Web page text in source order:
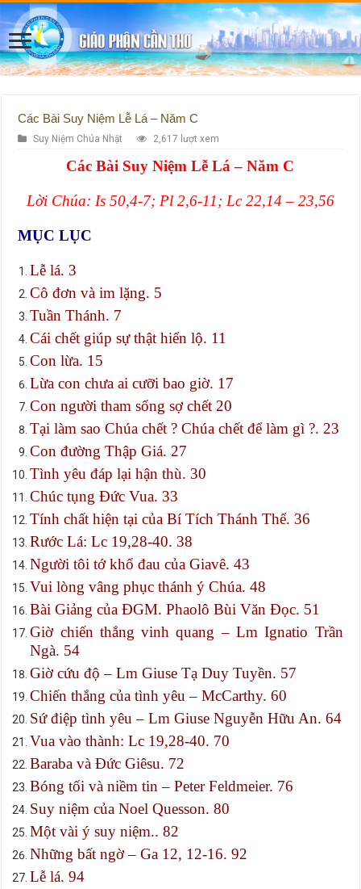
Các Bài Suy Niệm Lễ Lá – Năm C
Suy Niệm Chúa Nhật 2,617 lượt xem
Các Bài Suy Niệm Lễ Lá – Năm C
Lời Chúa: Is 50,4-7; Pl 2,6-11; Lc 22,14 – 23,56
MỤC LỤC
Lễ lá. 3
Cô đơn và im lặng. 5
Tuần Thánh. 7
Cái chết giúp sự thật hiển lộ. 11
Con lừa. 15
Lừa con chưa ai cưỡi bao giờ. 17
Con người tham sống sợ chết 20
Tại làm sao Chúa chết ? Chúa chết để làm gì ?. 23
Con đường Thập Giá. 27
Tình yêu đáp lại hận thù. 30
Chúc tụng Đức Vua. 33
Tính chất hiện tại của Bí Tích Thánh Thể. 36
Rước Lá: Lc 19,28-40. 38
Người tôi tớ khổ đau của Giavê. 43
Vui lòng vâng phục thánh ý Chúa. 48
Bài Giảng của ĐGM. Phaolô Bùi Văn Đọc. 51
Giờ chiến thắng vinh quang – Lm Ignatio Trần
Ngà. 54
Giờ cứu độ – Lm Giuse Tạ Duy Tuyền. 57
Chiến thắng của tình yêu – McCarthy. 60
Sứ điệp tình yêu – Lm Giuse Nguyễn Hữu An. 64
Vua vào thành: Lc 19,28-40. 70
Baraba và Đức Giêsu. 72
Bóng tối và niềm tin – Peter Feldmeier. 76
Suy niệm của Noel Quesson. 80
Một vài ý suy niệm.. 82
Những bất ngờ – Ga 12, 12-16. 92
Lễ lá. 94